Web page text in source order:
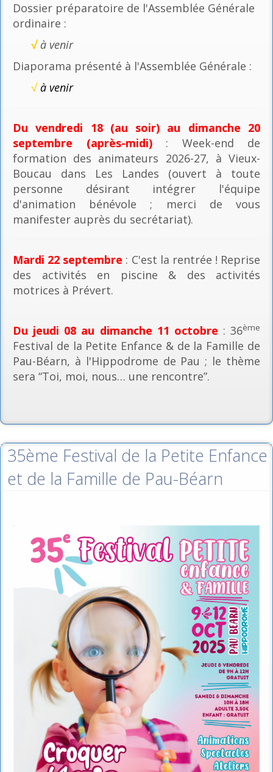
Dossier préparatoire de l'Assemblée Générale
ordinaire :
√ à venir
Diaporama présenté à l'Assemblée Générale :
√à venir
Du vendredi 18 (au soir) au dimanche 20
septembre (après-midi): Week-end de
formation des animateurs 2026-27, à Vieux-
Boucau dans Les Landes (ouvert à toute
personne désirant intégrer l'équipe
d'animation bénévole ; merci de vous
manifester auprès du secrétariat).
Mardi 22 septembre : C'est la rentrée ! Reprise
des activités en piscine & des activités
motrices à Prévert.
Du jeudi 08 au dimanche 11 octobre : 36ème
Festival de la Petite Enfance & de la Famille de
Pau-Béarn, à l'Hippodrome de Pau ; le thème
sera “Toi, moi, nous… une rencontre”.
35ème Festival de la Petite Enfance
et de la Famille de Pau-Béarn